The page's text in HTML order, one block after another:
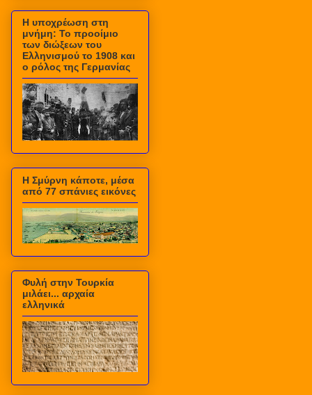
Η υποχρέωση στη
μνήμη: Το προοίμιο
των διώξεων του
Ελληνισμού το 1908 και
ο ρόλος της Γερμανίας
Η Σμύρνη κάποτε, μέσα
από 77 σπάνιες εικόνες
Φυλή στην Τουρκία
μιλάει... αρχαία
ελληνικά